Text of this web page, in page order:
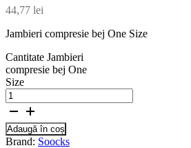
44,77 lei
Jambieri compresie bej One Size
Cantitate Jambieri
compresie bej One
Size
Adaugă în coș
Brand: Soocks